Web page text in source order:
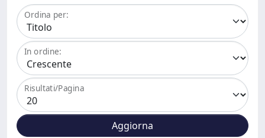
Ordina per:
In ordine:
Risultati/Pagina